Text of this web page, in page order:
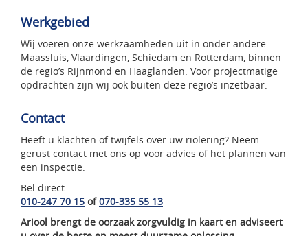
Werkgebied
Wij voeren onze werkzaamheden uit in onder andere
Maassluis, Vlaardingen, Schiedam en Rotterdam, binnen
de regio’s Rijnmond en Haaglanden. Voor projectmatige
opdrachten zijn wij ook buiten deze regio’s inzetbaar.
Contact
Heeft u klachten of twijfels over uw riolering? Neem
gerust contact met ons op voor advies of het plannen van
een inspectie.
Bel direct:
010-247 70 15 of070-335 55 13
Ariool brengt de oorzaak zorgvuldig in kaart en adviseert